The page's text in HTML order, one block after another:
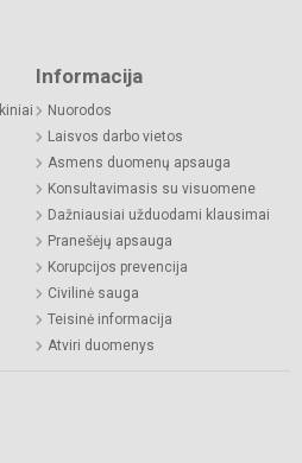
Informacija
Nuorodos
Laisvos darbo vietos
Asmens duomenų apsauga
Konsultavimasis su visuomene
Dažniausiai užduodami klausimai
Pranešėjų apsauga
Korupcijos prevencija
Civilinė sauga
Teisinė informacija
Atviri duomenys